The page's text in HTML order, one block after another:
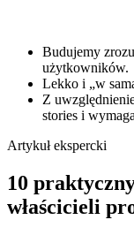
Budujemy
użytkowników.
Lekko i „w
Z
stories i
Artykuł ekspercki
10
właścicieli